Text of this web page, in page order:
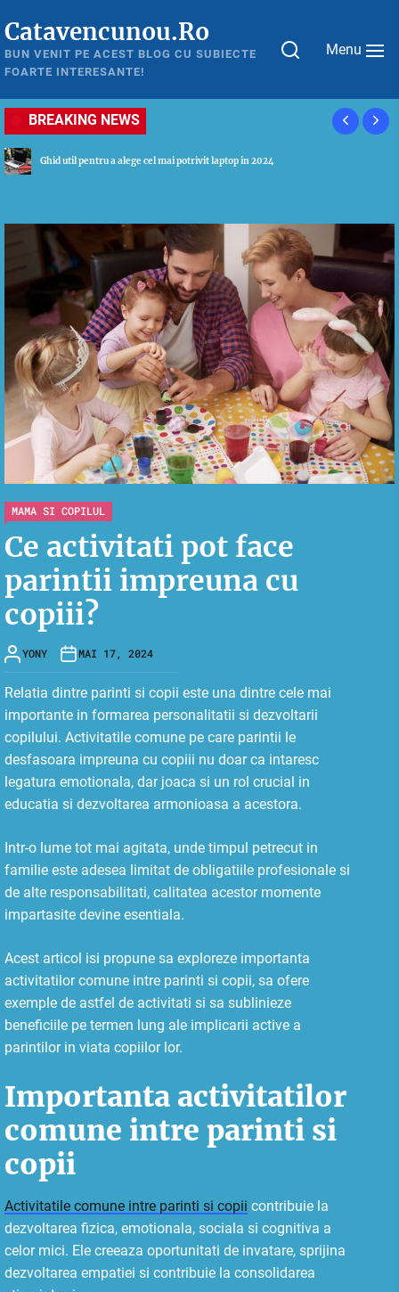
to
the
content
Catavencunou.Ro
BUN VENIT PE ACEST BLOG CU SUBIECTE
FOARTE INTERESANTE!
Menu
BREAKING NEWS
Tot ceea ce este necesar sa stii despre astmul bronsic
MAMA SI COPILUL
Ce activitati pot face
parintii impreuna cu
copiii?
YONY MAI 17, 2024
Relatia dintre parinti si copii este una dintre cele mai
importante in formarea personalitatii si dezvoltarii
copilului. Activitatile comune pe care parintii le
desfasoara impreuna cu copiii nu doar ca intaresc
legatura emotionala, dar joaca si un rol crucial in
educatia si dezvoltarea armonioasa a acestora.
Intr-o lume tot mai agitata, unde timpul petrecut in
familie este adesea limitat de obligatiile profesionale si
de alte responsabilitati, calitatea acestor momente
impartasite devine esentiala.
Acest articol isi propune sa exploreze importanta
activitatilor comune intre parinti si copii, sa ofere
exemple de astfel de activitati si sa sublinieze
beneficiile pe termen lung ale implicarii active a
parintilor in viata copiilor lor.
Importanta activitatilor
comune intre parinti si
copii
Activitatile comune intre parinti si copii contribuie la
dezvoltarea fizica, emotionala, sociala si cognitiva a
celor mici. Ele creeaza oportunitati de invatare, sprijina
dezvoltarea empatiei si contribuie la consolidarea